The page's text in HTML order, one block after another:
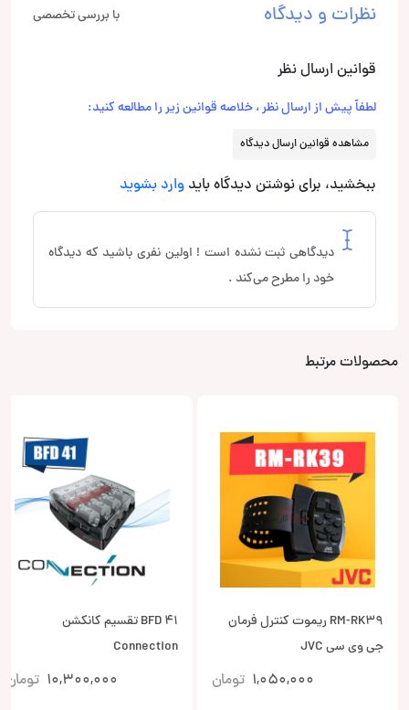
نظرات و دیدگاه با بررسی تخصصی
قوانین ارسال نظر
لطفاً پیش از ارسال نظر ، خلاصه قوانین زیر را مطالعه کنید:
مشاهده قوانین ارسال دیدگاه
ببخشید، برای نوشتن دیدگاه باید وارد بشوید
دیدگاهی ثبت نشده است ! اولین نفری باشید که دیدگاه
خود را مطرح می‌کند .
محصولات مرتبط
RM-RK39 ریموت کنترل فرمان
جی وی سی JVC
1,050,000 تومان
BFD 41 تقسیم کانکشن
Connection
10,300,000 تومان